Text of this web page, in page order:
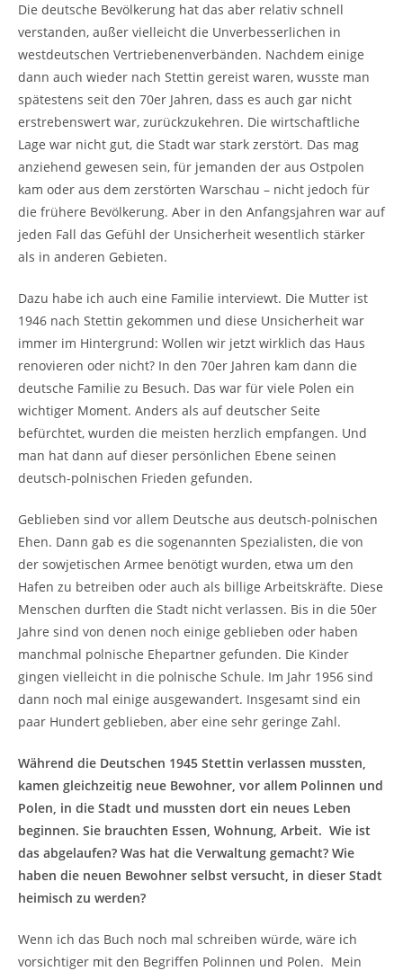
Die deutsche Bevölkerung hat das aber relativ schnell
verstanden, außer vielleicht die Unverbesserlichen in
westdeutschen Vertriebenenverbänden. Nachdem einige
dann auch wieder nach Stettin gereist waren, wusste man
spätestens seit den 70er Jahren, dass es auch gar nicht
erstrebenswert war, zurückzukehren. Die wirtschaftliche
Lage war nicht gut, die Stadt war stark zerstört. Das mag
anziehend gewesen sein, für jemanden der aus Ostpolen
kam oder aus dem zerstörten Warschau – nicht jedoch für
die frühere Bevölkerung. Aber in den Anfangsjahren war auf
jeden Fall das Gefühl der Unsicherheit wesentlich stärker
als in anderen Gebieten.
Dazu habe ich auch eine Familie interviewt. Die Mutter ist
1946 nach Stettin gekommen und diese Unsicherheit war
immer im Hintergrund: Wollen wir jetzt wirklich das Haus
renovieren oder nicht? In den 70er Jahren kam dann die
deutsche Familie zu Besuch. Das war für viele Polen ein
wichtiger Moment. Anders als auf deutscher Seite
befürchtet, wurden die meisten herzlich empfangen. Und
man hat dann auf dieser persönlichen Ebene seinen
deutsch-polnischen Frieden gefunden.
Geblieben sind vor allem Deutsche aus deutsch-polnischen
Ehen. Dann gab es die sogenannten Spezialisten, die von
der sowjetischen Armee benötigt wurden, etwa um den
Hafen zu betreiben oder auch als billige Arbeitskräfte. Diese
Menschen durften die Stadt nicht verlassen. Bis in die 50er
Jahre sind von denen noch einige geblieben oder haben
manchmal polnische Ehepartner gefunden. Die Kinder
gingen vielleicht in die polnische Schule. Im Jahr 1956 sind
dann noch mal einige ausgewandert. Insgesamt sind ein
paar Hundert geblieben, aber eine sehr geringe Zahl.
Während die Deutschen 1945 Stettin verlassen mussten,
kamen gleichzeitig neue Bewohner, vor allem Polinnen und
Polen, in die Stadt und mussten dort ein neues Leben
beginnen. Sie brauchten Essen, Wohnung, Arbeit. Wie ist
das abgelaufen? Was hat die Verwaltung gemacht? Wie
haben die neuen Bewohner selbst versucht, in dieser Stadt
heimisch zu werden?
Wenn ich das Buch noch mal schreiben würde, wäre ich
vorsichtiger mit den Begriffen Polinnen und Polen. Mein